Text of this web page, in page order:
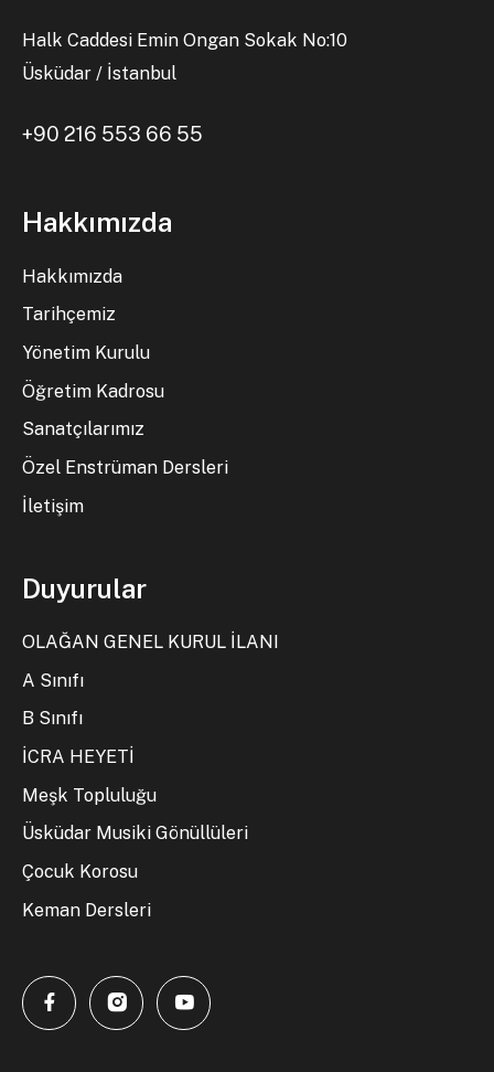
Halk Caddesi Emin Ongan Sokak No:10
Üsküdar / İstanbul
+90 216 553 66 55
Hakkımızda
Hakkımızda
Tarihçemiz
Yönetim Kurulu
Öğretim Kadrosu
Sanatçılarımız
Özel Enstrüman Dersleri
İletişim
Duyurular
OLAĞAN GENEL KURUL İLANI
A Sınıfı
B Sınıfı
İCRA HEYETİ
Meşk Topluluğu
Üsküdar Musiki Gönüllüleri
Çocuk Korosu
Keman Dersleri